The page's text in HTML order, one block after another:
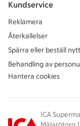
Kundservice
Reklamera
Återkallelser
Spärra eller beställ
Behandling av
Hantera cookies
ICA